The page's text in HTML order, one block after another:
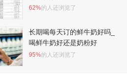
62%的人还浏览了
长期喝每天订的鲜牛奶好吗_
喝鲜牛奶好还是奶粉好
95%的人还浏览了